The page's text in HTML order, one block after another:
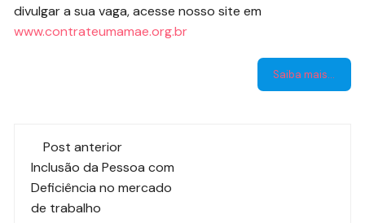
divulgar a sua vaga, acesse nosso site em
www.contrateumamae.org.br
Saiba mais…
Navegação
de
post
Post anterior
Inclusão da Pessoa com
Deficiência no mercado
de trabalho